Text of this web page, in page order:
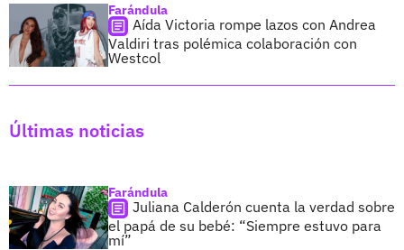
Farándula
Aída Victoria rompe lazos con Andrea
Valdiri tras polémica colaboración con
Westcol
Últimas noticias
Farándula
Juliana Calderón cuenta la verdad sobre
el papá de su bebé: “Siempre estuvo para
mí”